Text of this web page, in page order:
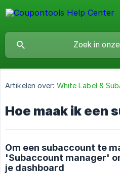
Artikelen over: White Label &
Hoe maak ik een
Om een subaccount te
'Subaccount manager'
je dashboard